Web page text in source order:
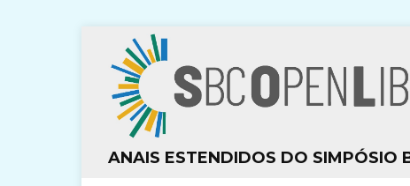
ANAIS ESTENDIDOS DO SIMPÓSIO